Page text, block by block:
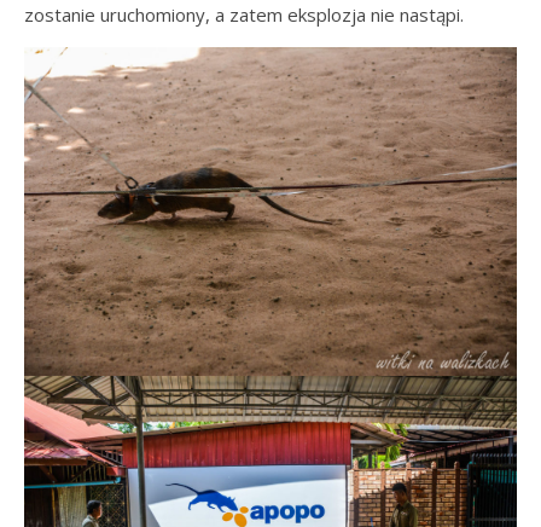
zostanie uruchomiony, a zatem eksplozja nie nastąpi.